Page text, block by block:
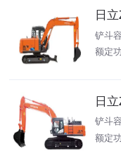
日
铲斗
额定
日
铲斗
额定